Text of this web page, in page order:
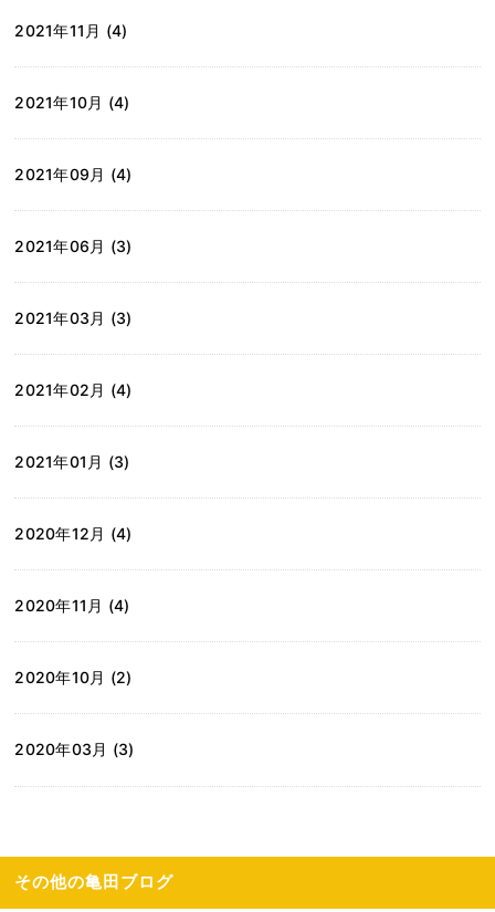
2021年11月 (4)
2021年10月 (4)
2021年09月 (4)
2021年06月 (3)
2021年03月 (3)
2021年02月 (4)
2021年01月 (3)
2020年12月 (4)
2020年11月 (4)
2020年10月 (2)
2020年03月 (3)
その他の亀田ブログ